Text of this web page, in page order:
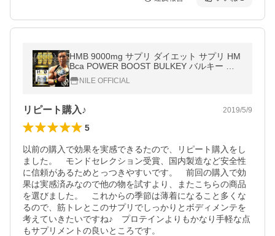
HMB 9000mg サプリ ダイエット サプリ HM
Bca POWER BOOST BULKEY バルキー 送
料無料
NILE OFFICIAL
リピート購入♪ 2019/5/9
5
以前の購入で効果を実感できるたので、リピート購入をし
ました。　モンドセレクション受賞、国内製造など安全性
に信頼があるためとっつきやすいです。　前回の購入で効
果は実感済みなので他の物を試すより、またこちらの商品
を選びました。　これからの季節は薄着になること多くな
るので、筋トレとこのサプリでしっかりとボディメンテを
考えていきたいですね♪　プロテインよりもかなり手軽な点
もサプリメントの良いところです。